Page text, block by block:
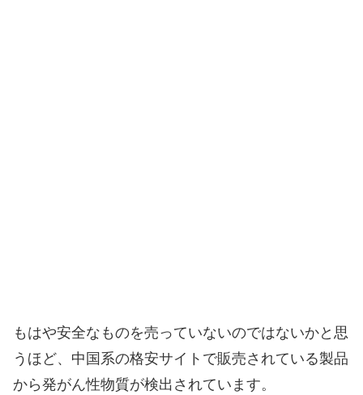
もはや安全なものを売っていないのではないかと思
うほど、中国系の格安サイトで販売されている製品
から発がん性物質が検出されています。